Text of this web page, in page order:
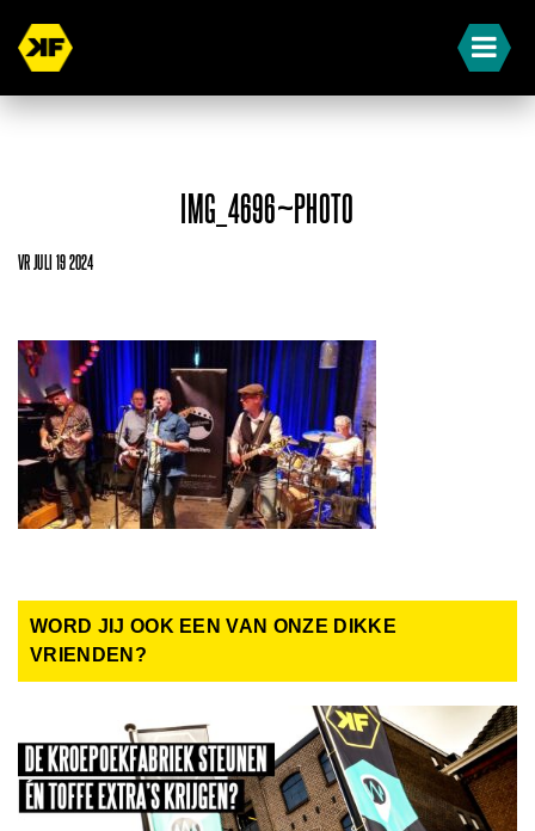
IMG_4696~PHOTO
VR JULI 19 2024
WORD JIJ OOK EEN VAN ONZE DIKKE
VRIENDEN?